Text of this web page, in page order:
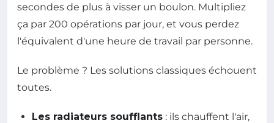
secondes de plus à visser un boulon. Multipliez
ça par 200 opérations par jour, et vous perdez
l'équivalent d'une heure de travail par personne.
Le problème ? Les solutions classiques échouent
toutes.
Les radiateurs soufflants : ils chauffent l'air,